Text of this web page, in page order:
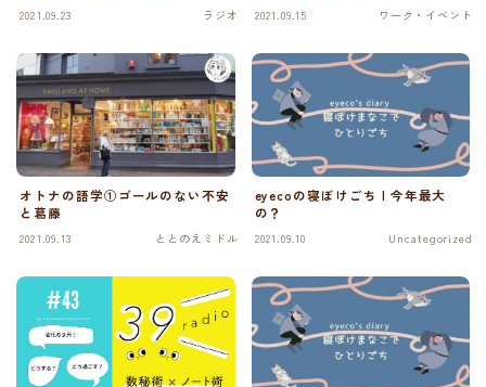
2021.09.23 ラジオ 2021.09.15 ワーク・イベント
オトナの語学①ゴールのない不安
と葛藤
2021.09.13 ととのえミドル
eyecoの寝ぼけごち | 今年最大
の？
2021.09.10 Uncategorized